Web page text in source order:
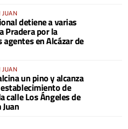
JUAN
detiene a varias
Pradera por la
en Alcázar de
JUAN
un pino y alcanza
de
calle Los Ángeles de